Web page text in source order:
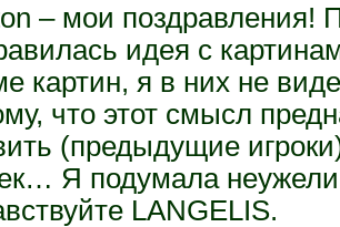
– мои поздравления!
идея с
картин, я в них не
что этот смысл
(предыдущие
Я подумала
LANGELIS.